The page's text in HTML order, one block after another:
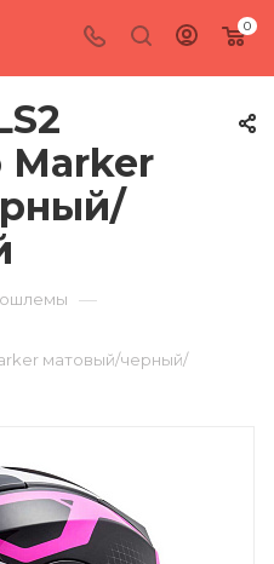
0
Marker
—
матовый/черный/